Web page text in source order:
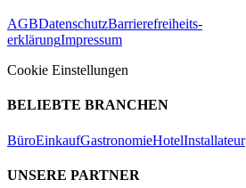
AGBDatenschutzBarrierefreiheits-
erklärungImpressum
Cookie Einstellungen
BELIEBTE BRANCHEN
BüroEinkaufGastronomieHotelInstallateur
UNSERE PARTNER